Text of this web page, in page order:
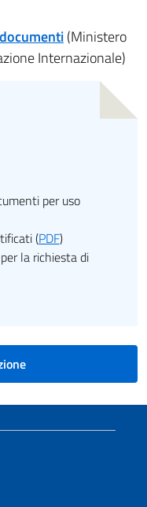
(Ministero
Internazionale)
per uso
(PDF)
la richiesta di